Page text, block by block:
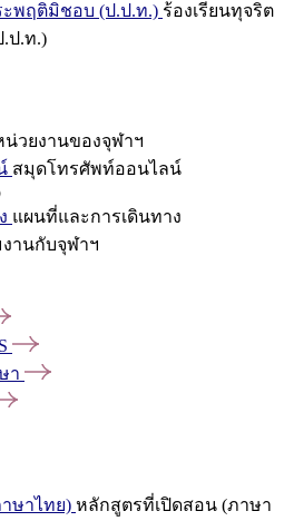
ะพฤติมิชอบ (ป.ป.ท.) ร้องเรียนทุจริต
ป.ท.)
น่วยงานของจุฬาฯ
สมุดโทรศัพท์ออนไลน์
แผนที่และการเดินทาง
งานกับจุฬาฯ
า
ษาไทย) หลักสูตรที่เปิดสอน (ภาษา